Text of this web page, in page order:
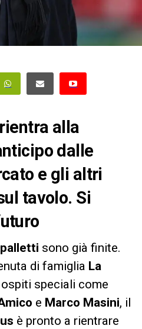
alla
dalle
e gli altri
tavolo. Si
sono già finite.
di famiglia La
speciali come
e Marco Masini, il
è pronto a rientrare